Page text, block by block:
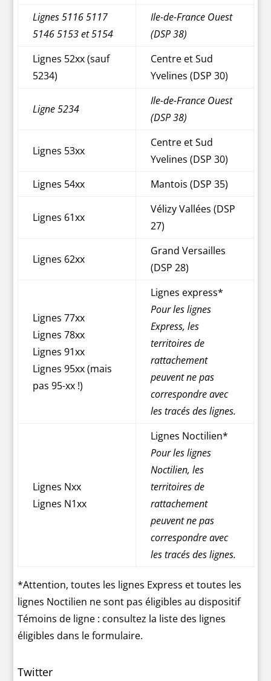
Lignes 5116 5117
5146 5153 et 5154
Ile-de-France Ouest
(DSP 38)
Lignes 52xx (sauf
5234)
Centre et Sud
Yvelines (DSP 30)
Ligne 5234
Ile-de-France Ouest
(DSP 38)
Lignes 53xx
Centre et Sud
Yvelines (DSP 30)
Lignes 54xx
Mantois (DSP 35)
Lignes 61xx
Vélizy Vallées (DSP
27)
Lignes 62xx
Grand Versailles
(DSP 28)
Lignes 77xx
Lignes 78xx
Lignes 91xx
Lignes 95xx (mais
pas 95-xx !)
Lignes express*
Pour les lignes
Express, les
territoires de
rattachement
peuvent ne pas
correspondre avec
les tracés des lignes.
Lignes Nxx
Lignes N1xx
Lignes Noctilien*
Pour les lignes
Noctilien, les
territoires de
rattachement
peuvent ne pas
correspondre avec
les tracés des lignes.
*Attention, toutes les lignes Express et toutes les
lignes Noctilien ne sont pas éligibles au dispositif
Témoins de ligne : consultez la liste des lignes
éligibles dans le formulaire.
Twitter